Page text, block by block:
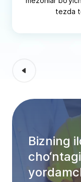
tezda
Bizning